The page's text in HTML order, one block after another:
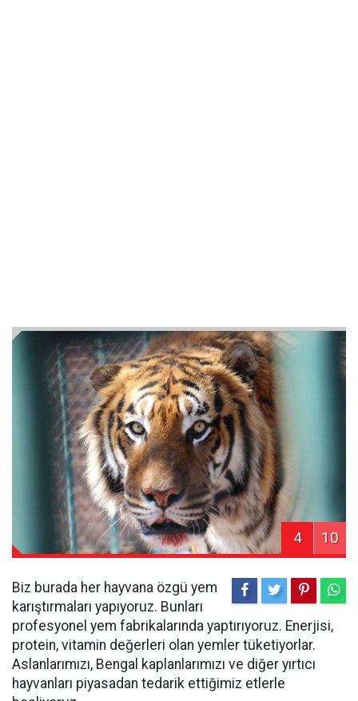
4 10
Biz burada her hayvana özgü yem
karıştırmaları yapıyoruz. Bunları
profesyonel yem fabrikalarında yaptırıyoruz. Enerjisi,
protein, vitamin değerleri olan yemler tüketiyorlar.
Aslanlarımızı, Bengal kaplanlarımızı ve diğer yırtıcı
hayvanları piyasadan tedarik ettiğimiz etlerle